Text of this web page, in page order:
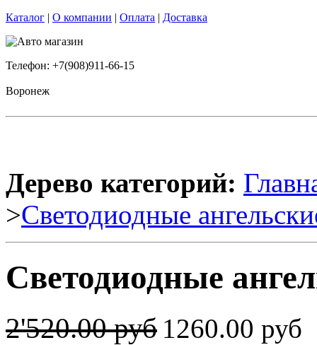
Каталог | О компании | Оплата | Доставка
Телефон: +7(908)911-66-15
Воронеж
Дерево категорий:
>Светодиодные
Светодиодные
2'520.00 руб 1260.00 руб